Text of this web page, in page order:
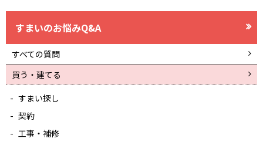
すまいのお悩みQ&A
すべての質問
買う・建てる
すまい探し
契約
工事・補修